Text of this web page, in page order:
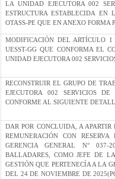
LA UNIDAD EJECUTORA 002
ESTRUCTURA ESTABLECIDA EN
OTASS-PE QUE EN ANEXO FORMA
MODIFICACIÓN DEL ARTÍCULO
UESST-GG QUE CONFORMA EL
UNIDAD EJECUTORA 002
RECONSTRUIR EL GRUPO DE
EJECUTORA 002 SERVICIOS
CONFORME AL SIGUIENTE
DAR POR CONCLUIDA, A
REMUNERACIÓN CON
GERENCIA GENERAL N° 037-
BALLADARES, COMO JEFE DE
GESTIÓN QUE PERTENECÍA A LA
DEL 24 DE NOVIEMBRE DE